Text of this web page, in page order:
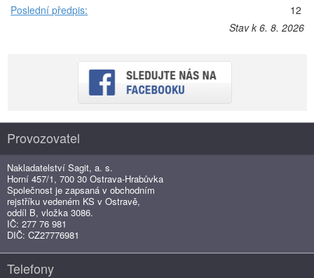
Poslední předpis:
12
Stav k 6. 8. 2026
Provozovatel
Nakladatelství Sagit, a. s.
Horní 457/1, 700 30 Ostrava-Hrabůvka
Společnost je zapsaná v obchodním
rejstříku vedeném KS v Ostravě,
oddíl B, vložka 3086.
IČ: 277 76 981
DIČ: CZ27776981
Telefony